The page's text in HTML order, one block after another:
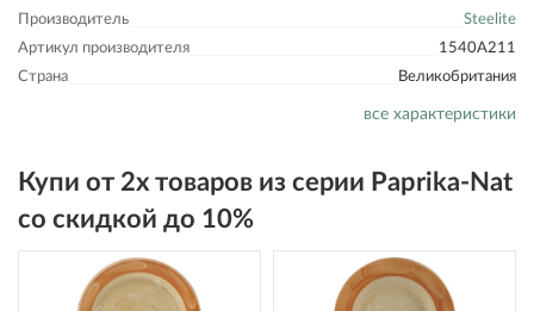
Производитель
Steelite
Артикул производителя
1540A211
Страна
Великобритания
все характеристики
Купи от 2х товаров из серии Paprika-Nat
со скидкой до 10%